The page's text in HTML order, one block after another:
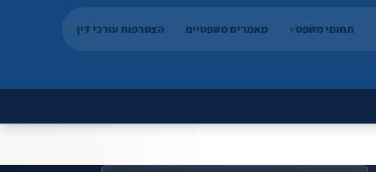
תחומי משפט מאמרים משפטיים הצטרפות עורכי דין